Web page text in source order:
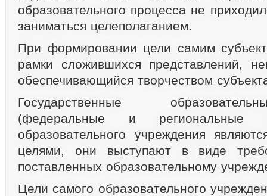
образовательного процесса не
заниматься целеполаганием.
При формировании цели самим
рамки сложившихся представлений,
обеспечивающийся творчеством
Государственные
(федеральные и региональные
образовательного учреждения
целями, они выступают в виде
поставленных образовательному
Цели самого образовательного